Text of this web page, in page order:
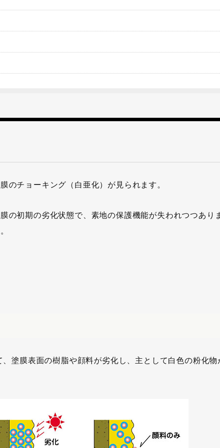
のチョーキング（白亜化）が見られます。
の初期の劣化状態で、素地の保護機能が失われつつあり
塗膜表面の樹脂や顔料が劣化し、主として白色の粉化物